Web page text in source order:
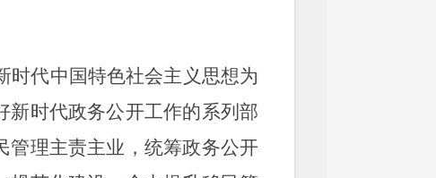
时代中国特色社会主义思想为
新时代政务公开工作的系列部
管理主责主业，统筹政务公开